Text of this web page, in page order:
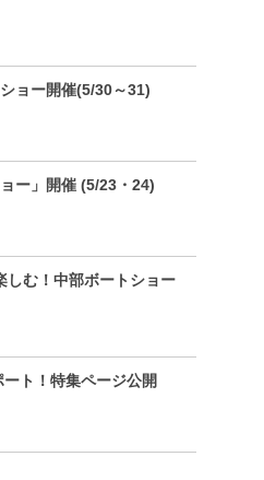
ョー開催(5/30～31)
ー」開催 (5/23・24)
しむ！中部ボートショー
ート！特集ページ公開